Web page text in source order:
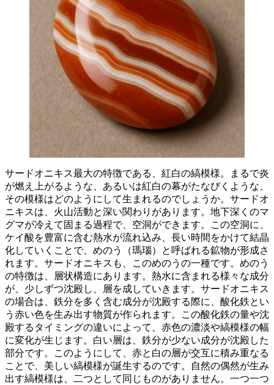
サードオニキス最大の特徴である、紅白の縞模様。まるで炎
が燃え上がるような、あるいは紅白の幕がたなびくような、
その模様はどのようにして生まれるのでしょうか。サードオ
ニキスは、 火山活動と深い関わり があります。地下深くのマ
グマが冷えて固まる過程で、空洞ができます。この空洞に、
ケイ酸を豊富に含む熱水が流れ込み、長い時間をかけて結晶
化していくことで、めのう（瑪瑙）と呼ばれる鉱物が形成さ
れます。サードオニキスも、このめのうの一種です。 めのう
の特徴は、層状構造にあります。熱水に含まれる様々な成分
が、少しずつ沈殿し、層を成していきます。サードオニキス
の場合は、鉄分を多く含む成分が沈殿する際に、酸化鉄とい
う赤い色を生み出す物質が作られます。この酸化鉄の量や沈
殿するタイミングの違いによって、赤色の濃淡や縞模様の幅
に変化が生じます。白い層は、鉄分が少ない成分が沈殿した
部分です。このようにして、 赤と白の層が交互に積み重なる
ことで、美しい縞模様が誕生するのです。自然の偶然が生み
出す縞模様は、二つとして同じものがありません。一つ一つ